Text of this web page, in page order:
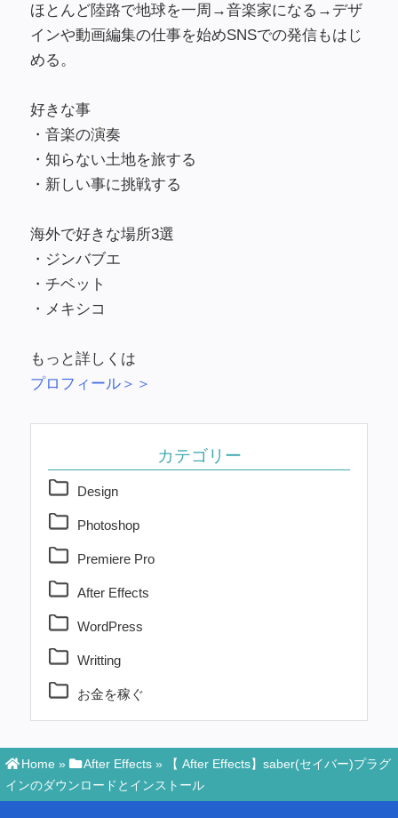
ほとんど陸路で地球を一周→音楽家になる→デザ
インや動画編集の仕事を始めSNSでの発信もはじ
める。
好きな事
・音楽の演奏
・知らない土地を旅する
・新しい事に挑戦する
海外で好きな場所3選
・ジンバブエ
・チベット
・メキシコ
もっと詳しくは
プロフィール＞＞
カテゴリー
Design
Photoshop
Premiere Pro
After Effects
WordPress
Writting
お金を稼ぐ
Home » After Effects »
【 After Effects】saber(セイバー)プラグ
インのダウンロードとインストール